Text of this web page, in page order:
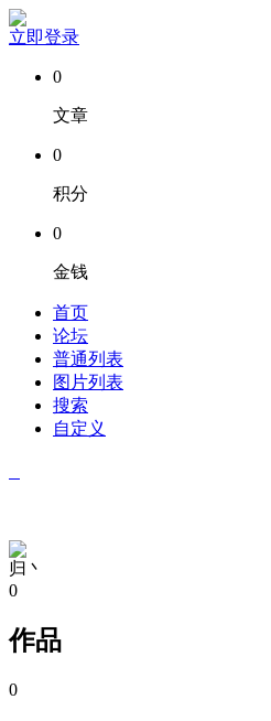
立即登录
0
文章
0
积分
0
金钱
首页
论坛
普通列表
图片列表
搜索
自定义
归丶
0
作品
0